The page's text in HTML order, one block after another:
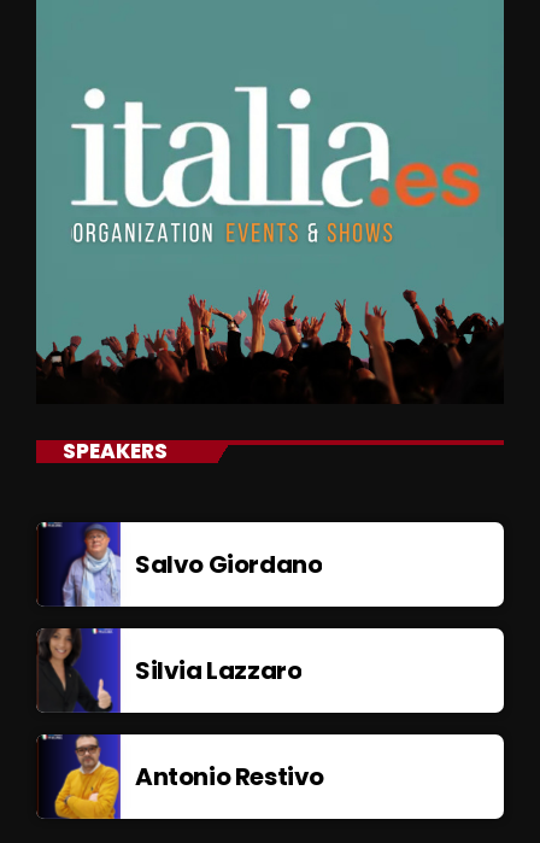
SPEAKERS
Salvo Giordano
Silvia Lazzaro
Antonio Restivo